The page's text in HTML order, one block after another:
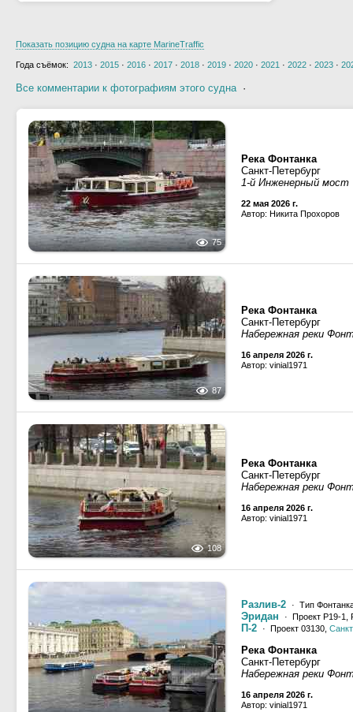
Показать позицию судна на карте MarineTraffic
Года съёмок: 2013 · 2015 · 2016 · 2017 · 2018 · 2019 · 2020 · 2021 · 2022 · 2023 ·
Все комментарии к фотографиям этого судна·
75
Река Фонтанка
Санкт-Петербург
1-й Инженерный мост
22 мая 2026 г.
Автор: Никита Прохоров
87
Река Фонтанка
Санкт-Петербург
Набережная реки
16 апреля 2026 г.
Автор: vinial1971
108
Река Фонтанка
Санкт-Петербург
Набережная реки
16 апреля 2026 г.
Автор: vinial1971
Разлив-2 · Тип
Эридан · Проект Р19-1,
П-2 · Проект 03130,
Река Фонтанка
Санкт-Петербург
Набережная реки
16 апреля 2026 г.
Автор: vinial1971